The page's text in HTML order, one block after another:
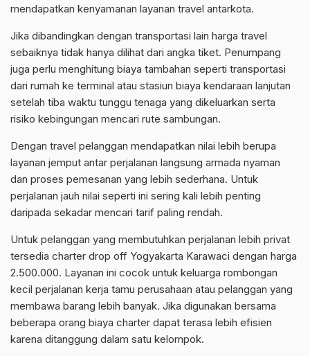
mendapatkan kenyamanan layanan travel antarkota.
Jika dibandingkan dengan transportasi lain harga travel
sebaiknya tidak hanya dilihat dari angka tiket. Penumpang
juga perlu menghitung biaya tambahan seperti transportasi
dari rumah ke terminal atau stasiun biaya kendaraan lanjutan
setelah tiba waktu tunggu tenaga yang dikeluarkan serta
risiko kebingungan mencari rute sambungan.
Dengan travel pelanggan mendapatkan nilai lebih berupa
layanan jemput antar perjalanan langsung armada nyaman
dan proses pemesanan yang lebih sederhana. Untuk
perjalanan jauh nilai seperti ini sering kali lebih penting
daripada sekadar mencari tarif paling rendah.
Untuk pelanggan yang membutuhkan perjalanan lebih privat
tersedia charter drop off Yogyakarta Karawaci dengan harga
2.500.000. Layanan ini cocok untuk keluarga rombongan
kecil perjalanan kerja tamu perusahaan atau pelanggan yang
membawa barang lebih banyak. Jika digunakan bersama
beberapa orang biaya charter dapat terasa lebih efisien
karena ditanggung dalam satu kelompok.